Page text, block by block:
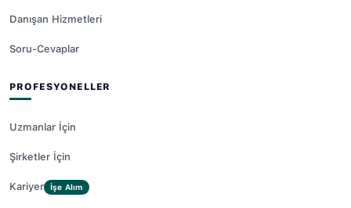
Danışan Hizmetleri
Soru-Cevaplar
PROFESYONELLER
Uzmanlar İçin
Şirketler İçin
Kariyer İşe Alım